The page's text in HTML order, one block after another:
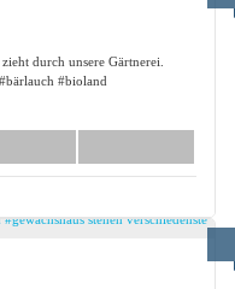
durch unsere Gärtnerei.
#bioland